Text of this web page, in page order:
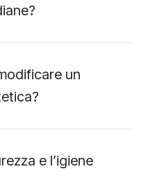
un
e l’igiene